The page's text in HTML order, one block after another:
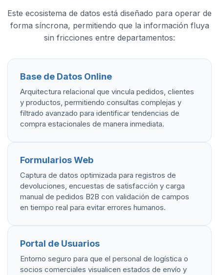
Este ecosistema de datos está diseñado para operar de
forma síncrona, permitiendo que la información fluya
sin fricciones entre departamentos:
Base de Datos Online
Arquitectura relacional que vincula pedidos, clientes
y productos, permitiendo consultas complejas y
filtrado avanzado para identificar tendencias de
compra estacionales de manera inmediata.
Formularios Web
Captura de datos optimizada para registros de
devoluciones, encuestas de satisfacción y carga
manual de pedidos B2B con validación de campos
en tiempo real para evitar errores humanos.
Portal de Usuarios
Entorno seguro para que el personal de logística o
socios comerciales visualicen estados de envío y